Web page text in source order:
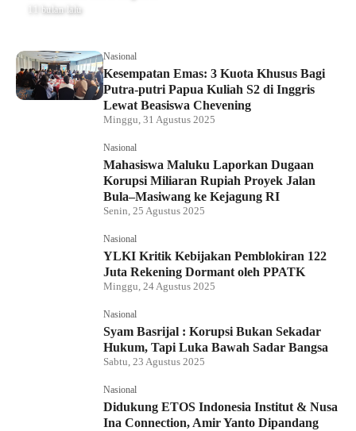
11 bulan lalu
Nasional
Kesempatan Emas: 3 Kuota Khusus Bagi
Putra-putri Papua Kuliah S2 di Inggris
Lewat Beasiswa Chevening
Minggu, 31 Agustus 2025
Nasional
Mahasiswa Maluku Laporkan Dugaan
Korupsi Miliaran Rupiah Proyek Jalan
Bula–Masiwang ke Kejagung RI
Senin, 25 Agustus 2025
Nasional
YLKI Kritik Kebijakan Pemblokiran 122
Juta Rekening Dormant oleh PPATK
Minggu, 24 Agustus 2025
Nasional
Syam Basrijal : Korupsi Bukan Sekadar
Hukum, Tapi Luka Bawah Sadar Bangsa
Sabtu, 23 Agustus 2025
Nasional
Didukung ETOS Indonesia Institut & Nusa
Ina Connection, Amir Yanto Dipandang